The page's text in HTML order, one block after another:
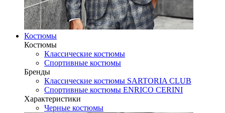
Костюмы
Костюмы
Классические костюмы
Спортивные костюмы
Бренды
Классические костюмы SARTORIA CLUB
Спортивные костюмы ENRICO CERINI
Характеристики
Черные костюмы